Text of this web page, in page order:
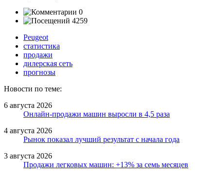
0
4259
Peugeot
статистика
продажи
дилерская сеть
прогнозы
Новости по теме:
6 августа 2026
Онлайн-продажи машин выросли в 4,5 раза
4 августа 2026
Рынок показал лучший результат с начала года
3 августа 2026
Продажи легковых машин: +13% за семь месяцев